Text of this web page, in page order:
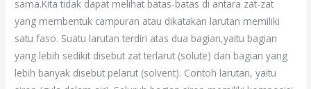
sama.Kita tidak dapat melihat batas-batas di antara zat-zat
yang membentuk campuran atau dikatakan larutan memiliki
satu faso. Suatu larutan terdiri atas dua bagian,yaitu bagian
yang lebih sedikit disebut zat terlarut (solute) dan bagian yang
lebih banyak disebut pelarut (solvent). Contoh larutan, yaitu